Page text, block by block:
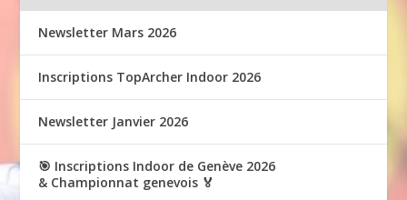
Newsletter Mars 2026
Inscriptions TopArcher Indoor 2026
Newsletter Janvier 2026
🎯 Inscriptions Indoor de Genève 2026
& Championnat genevois 🏅